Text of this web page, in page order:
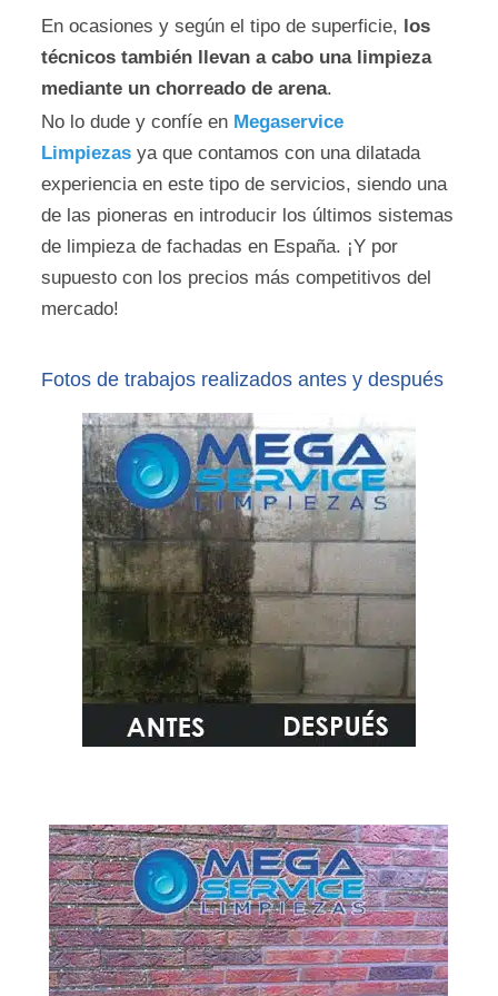
En ocasiones y según el tipo de superficie, los
técnicos también llevan a cabo una limpieza
mediante un chorreado de arena.
No lo dude y confíe en Megaservice
Limpiezasya que contamos con una dilatada
experiencia en este tipo de servicios, siendo una
de las pioneras en introducir los últimos sistemas
de limpieza de fachadas en España. ¡Y por
supuesto con los precios más competitivos del
mercado!
Fotos de trabajos realizados antes y después